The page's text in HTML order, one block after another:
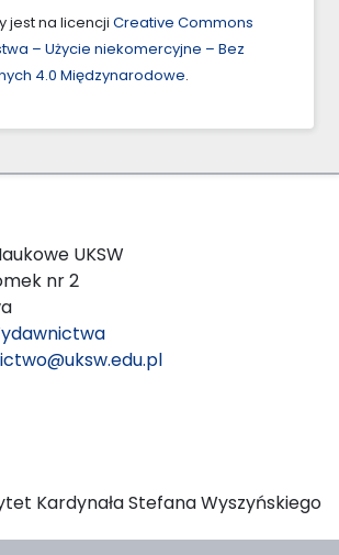
jest na licencji Creative Commons
– Użycie niekomercyjne – Bez
4.0 Międzynarodowe.
UKSW
nr 2
Kardynała Stefana Wyszyńskiego